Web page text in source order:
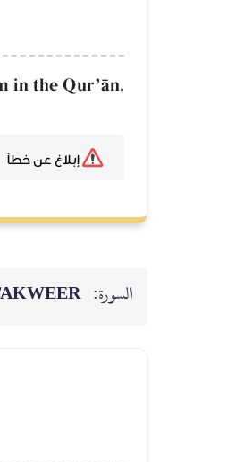
in the QurÕŒn.
السورة: